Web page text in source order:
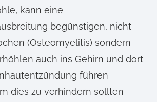
kann eine
begünstigen, nicht
(Osteomyelitis) sondern
auch ins Gehirn und dort
führen
dies zu verhindern sollten